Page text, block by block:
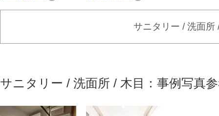
サニタリー / 洗面所
サニタリー / 洗面所 / 木目：事例写真